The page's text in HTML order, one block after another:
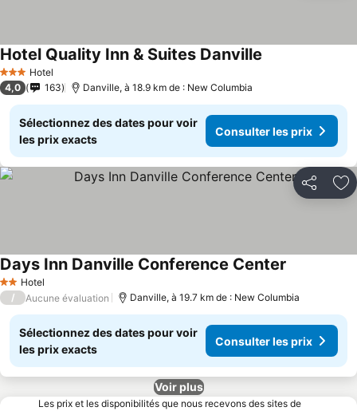
3 ÉtoilesHotel
Hotel Quality Inn & Suites Danville
4,0 163 Danville, à 18.9 km de : New Columbia
Sélectionnez des dates pour voir
les prix exacts
Consulter les prix
Partager
2 Étoiles
Hotel
Days Inn Danville Conference Center
/ Aucune évaluation Danville, à 19.7 km de : New Columbia
Sélectionnez des dates pour voir
les prix exacts
Consulter les prix
Voir plus
Les prix et les disponibilités que nous recevons des sites de